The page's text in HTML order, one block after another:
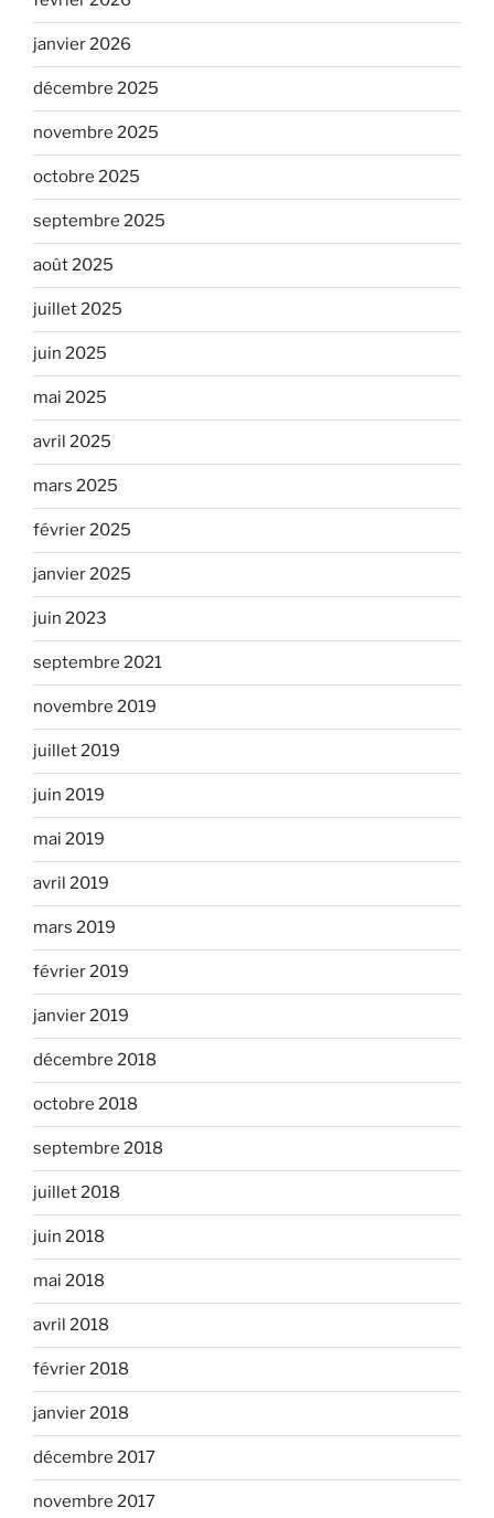
janvier 2026
décembre 2025
novembre 2025
octobre 2025
septembre 2025
août 2025
juillet 2025
juin 2025
mai 2025
avril 2025
mars 2025
février 2025
janvier 2025
juin 2023
septembre 2021
novembre 2019
juillet 2019
juin 2019
mai 2019
avril 2019
mars 2019
février 2019
janvier 2019
décembre 2018
octobre 2018
septembre 2018
juillet 2018
juin 2018
mai 2018
avril 2018
février 2018
janvier 2018
décembre 2017
novembre 2017